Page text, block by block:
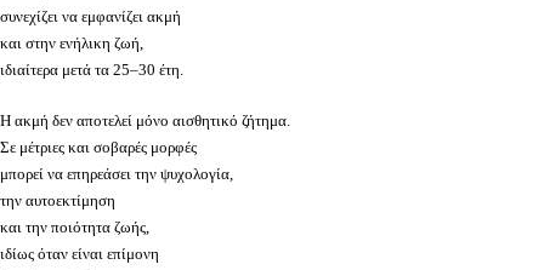
συνεχίζει να εμφανίζει ακμή
και στην ενήλικη ζωή,
ιδιαίτερα μετά τα 25–30 έτη.
Η ακμή δεν αποτελεί μόνο αισθητικό ζήτημα.
Σε μέτριες και σοβαρές μορφές
μπορεί να επηρεάσει την ψυχολογία,
την αυτοεκτίμηση
και την ποιότητα ζωής,
ιδίως όταν είναι επίμονη